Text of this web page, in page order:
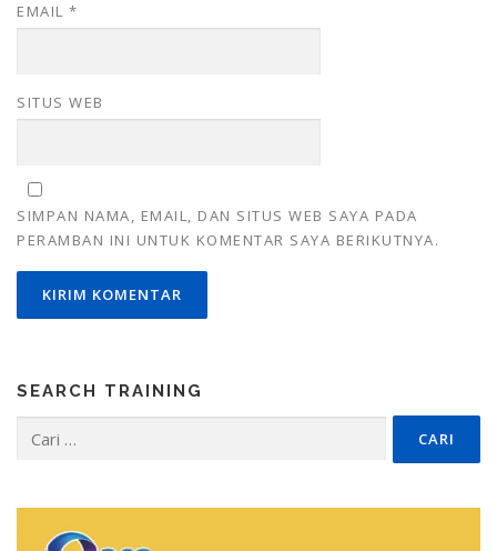
EMAIL *
SITUS WEB
SIMPAN NAMA, EMAIL, DAN SITUS WEB SAYA PADA
PERAMBAN INI UNTUK KOMENTAR SAYA BERIKUTNYA.
SEARCH TRAINING
untuk: